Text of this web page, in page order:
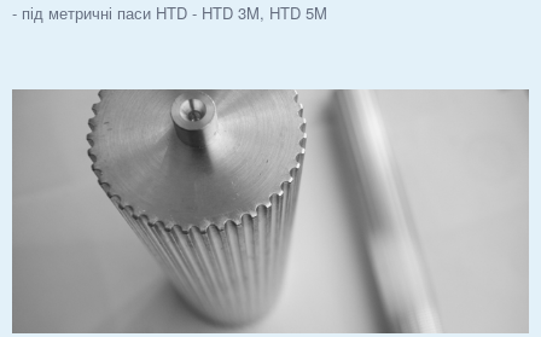
- під метричні паси HTD - HTD 3M, HTD 5M